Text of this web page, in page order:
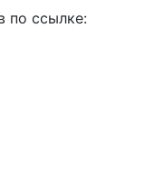
по ссылке: